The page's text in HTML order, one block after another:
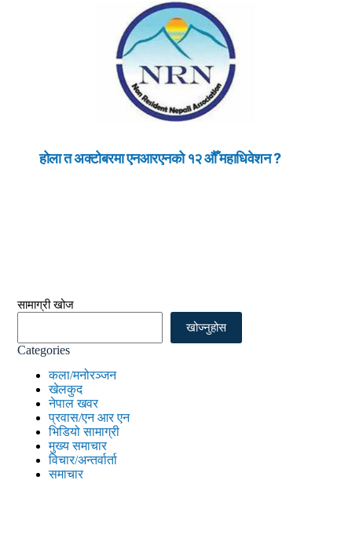
होला त अक्टोबरमा एनआरएनको १२ औँ महाधिवेशन ?
सामाग्री खोज
खोज्नुहोस
Categories
कला/मनोरञ्जन
खेलकुद
नेपाल खवर
प्रवास/एन आर एन
भिडियो सामाग्री
मुख्य समाचार
विचार/अन्तर्वार्ता
समाचार